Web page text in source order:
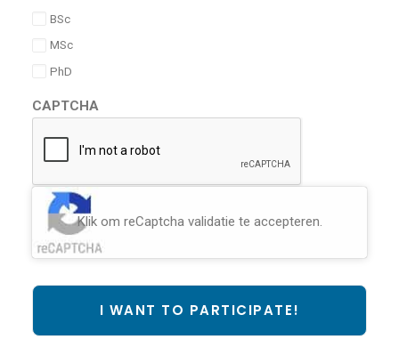
M/B/P
BSc
MSc
PhD
CAPTCHA
Klik om reCaptcha validatie te accepteren.